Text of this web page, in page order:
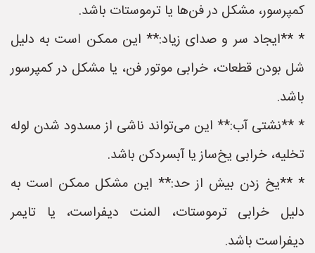
کمپرسور، مشکل در فن‌ها یا ترموستات باشد.
* **ایجاد سر و صدای زیاد:** این ممکن است به دلیل
شل بودن قطعات، خرابی موتور فن، یا مشکل در کمپرسور
باشد.
* **نشتی آب:** این می‌تواند ناشی از مسدود شدن لوله
تخلیه، خرابی یخ‌ساز یا آبسردکن باشد.
* **یخ زدن بیش از حد:** این مشکل ممکن است به
دلیل خرابی ترموستات، المنت دیفراست، یا تایمر
دیفراست باشد.